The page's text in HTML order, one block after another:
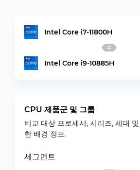
Intel Core i7-11800H
Intel Core i9-10885H
CPU 제품군 및 그룹
비교 대상 프로세서, 시리즈, 세대
한 배경 정보.
세그먼트